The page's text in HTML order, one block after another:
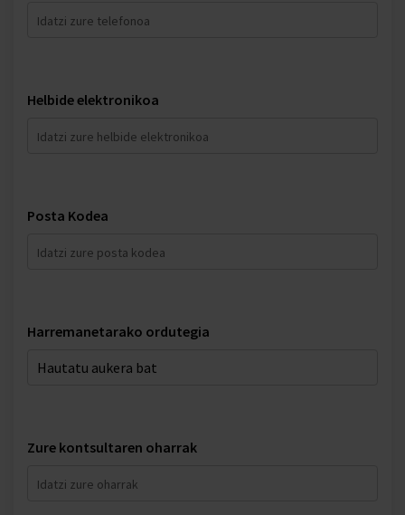
Helbide elektronikoa
Posta Kodea
Harremanetarako ordutegia
Zure kontsultaren oharrak